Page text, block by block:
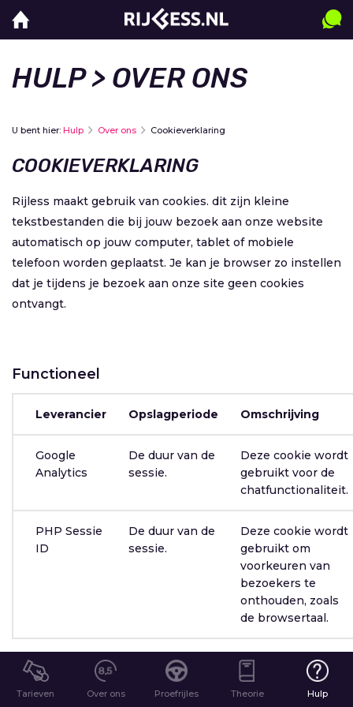
HULP> OVER ONS
U bent hier: Hulp Over ons Cookieverklaring
COOKIEVERKLARING
Rijless maakt gebruik van cookies. dit zijn kleine
tekstbestanden die bij jouw bezoek aan onze website
automatisch op jouw computer, tablet of mobiele
telefoon worden geplaatst. Je kan je browser zo instellen
dat je tijdens je bezoek aan onze site geen cookies
ontvangt.
Functioneel
Leverancier Opslagperiode Omschrijving
Google
Analytics
De duur van de
sessie.
Deze cookie wordt
gebruikt voor de
chatfunctionaliteit.
PHP Sessie
ID
De duur van de
sessie.
Deze cookie wordt
gebruikt om
voorkeuren van
bezoekers te
onthouden, zoals
de browsertaal.
Analytisch
Tarieven Over ons Proefrijles Theorie Hulp